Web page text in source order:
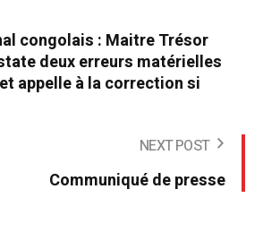
congolais : Maitre Trésor
deux erreurs matérielles
appelle à la correction si
NEXT POST
Communiqué de presse